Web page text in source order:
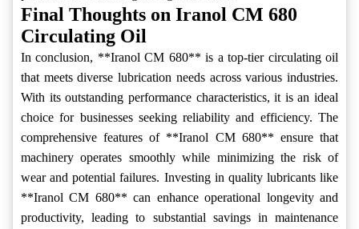
Final Thoughts on Iranol CM 680
Circulating Oil
In conclusion, **Iranol CM 680** is a top-tier circulating oil
that meets diverse lubrication needs across various industries.
With its outstanding performance characteristics, it is an ideal
choice for businesses seeking reliability and efficiency. The
comprehensive features of **Iranol CM 680** ensure that
machinery operates smoothly while minimizing the risk of
wear and potential failures. Investing in quality lubricants like
**Iranol CM 680** can enhance operational longevity and
productivity, leading to substantial savings in maintenance